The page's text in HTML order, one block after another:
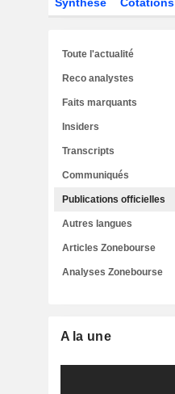
Toute l'actualité
Reco analystes
Faits marquants
Insiders
Transcripts
Communiqués
Publications officielles
Autres langues
Articles Zonebourse
Analyses Zonebourse
A la une